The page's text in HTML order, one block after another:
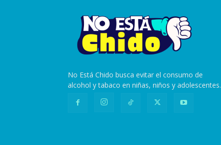
No Está Chido busca evitar el consumo de
alcohol y tabaco en niñas, niños y adolescentes.